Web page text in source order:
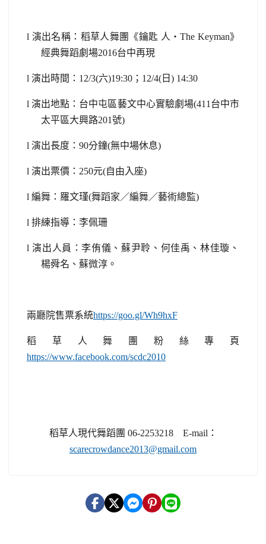
l 演出名稱：稻草人舞團《鑰匙 人‧The Keyman》
經典舞蹈劇場2016台中再現
l 演出時間： 12/3(六)19:30 ； 12/4( 日 ) 14:30
l 演出地點：台中屯區藝文中心實驗劇場(411 台中市
太平區大興路201號)
l 演出長度： 90分鐘(無中場休息)
l 演出票價： 250元(自由入座)
l 編舞：羅文瑾(舞蹈家／編舞／藝術總監)
l 排練指導：李佩珊
l 演出人員：李侑儀、蘇尹聆、何佳禹、林佳璇、
楊舜名、蘇微淳。
兩廳院售票系統https://goo.gl/Wh9hxF
稻草人舞團粉絲專頁
https://www.facebook.com/scdc2010
稻草人現代舞蹈團 06-2253218 E-mail ：
scarecrowdance2013@gmail.com